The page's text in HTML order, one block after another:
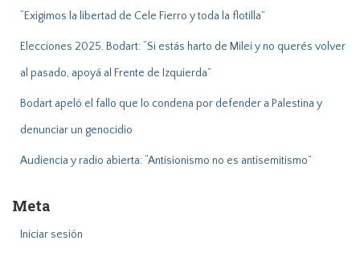
“Exigimos la libertad de Cele Fierro y toda la flotilla”
Elecciones 2025. Bodart: “Si estás harto de Milei y no querés volver
al pasado, apoyá al Frente de Izquierda”
Bodart apeló el fallo que lo condena por defender a Palestina y
denunciar un genocidio
Audiencia y radio abierta: “Antisionismo no es antisemitismo”
Meta
Iniciar sesión